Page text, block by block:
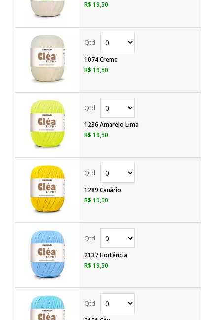
R$ 19,50
1074 Creme
R$ 19,50
1236 Amarelo Lima
R$ 19,50
1289 Canário
R$ 19,50
2137 Hortência
R$ 19,50